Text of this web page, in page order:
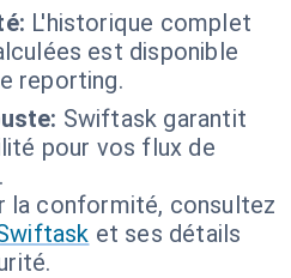
L'historique complet
est disponible
reporting.
Swiftask garantit
pour vos flux de
la conformité, consultez
et ses détails